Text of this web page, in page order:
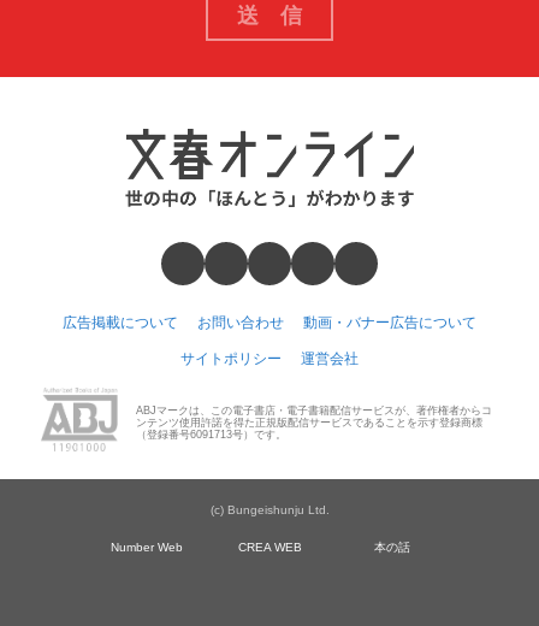
広告掲載について お問い合わせ 動画・バナー広告について
サイトポリシー 運営会社
ABJマークは、この電子書店・電子書籍配信サービスが、著作権者からコ
ンテンツ使用許諾を得た正規版配信サービスであることを示す登録商標
（登録番号6091713号）です。
(c) Bungeishunju Ltd.
Number Web CREA WEB 本の話